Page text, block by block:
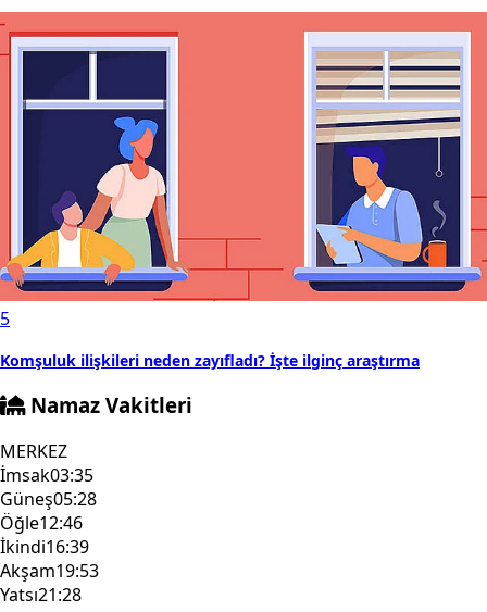
5
Komşuluk ilişkileri neden zayıfladı? İşte ilginç araştırma
Namaz Vakitleri
MERKEZ
İmsak03:35
Güneş05:28
Öğle12:46
İkindi16:39
Akşam19:53
Yatsı21:28